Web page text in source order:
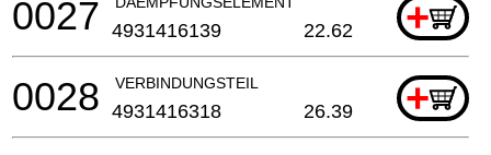
+
0027 4931416139 22.62
VERBINDUNGSTEIL +
0028 4931416318 26.39